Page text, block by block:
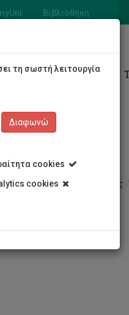
Βιβλιοθήκη
Σπουδές Έρευνα
Τουρισμού και Φιλοξενίας
τη σωστή λειτουργία
Διαφωνώ
cookies
cookies